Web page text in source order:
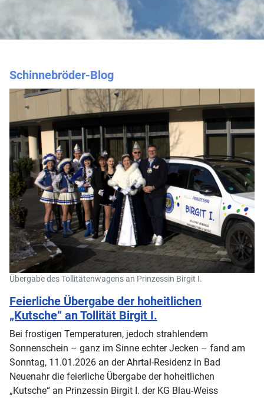
Schinnebröder-Blog
Übergabe des Tollitätenwagens an Prinzessin Birgit I.
Feierliche Übergabe der hoheitlichen
„Kutsche“ an Tollität Birgit I.
Bei frostigen Temperaturen, jedoch strahlendem
Sonnenschein – ganz im Sinne echter Jecken – fand am
Sonntag, 11.01.2026 an der Ahrtal-Residenz in Bad
Neuenahr die feierliche Übergabe der hoheitlichen
„Kutsche“ an Prinzessin Birgit I. der KG Blau-Weiss